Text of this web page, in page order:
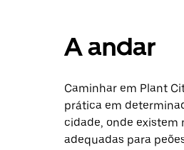
A andar
Caminhar em Plant
prática em
cidade, onde existem
adequadas para